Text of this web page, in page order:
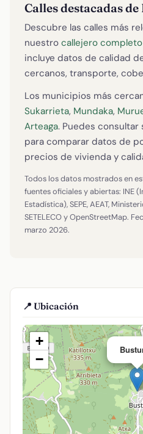
Calles destacadas
Descubre las calles más
nuestro callejero completo
incluye datos de calidad
cercanos, transporte,
Los municipios más
Sukarrieta, Mundaka,
Arteaga. Puedes
para comparar datos de
precios de vivienda y
Todos los datos mostrados en
fuentes oficiales y abiertas: INE
Estadística), SEPE, AEAT,
SETELECO y OpenStreetMap.
marzo 2026.
📍 Ubicación
+
−